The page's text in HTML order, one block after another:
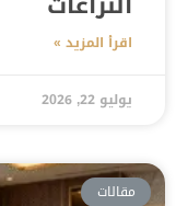
اقرأ المزيد »
يوليو 22, 2026
مقالات